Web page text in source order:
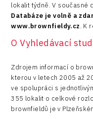
lokalit týdně. V současné
Databáze je volně a
www.brownfieldy.cz. K
O Vyhledávací
Zdrojem informací o
kterou v letech 2005 až
ve spolupráci s
355 lokalit o celkové
brownfieldů je v